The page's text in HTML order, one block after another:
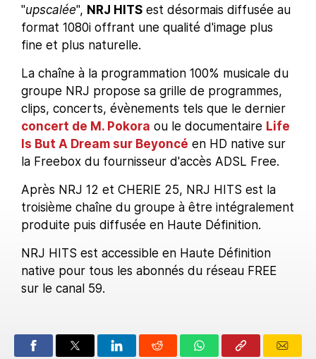
"upscalée", NRJ HITS est désormais diffusée au
format 1080i offrant une qualité d'image plus
fine et plus naturelle.
La chaîne à la programmation 100% musicale du
groupe NRJ propose sa grille de programmes,
clips, concerts, évènements tels que le dernier
concert de M. Pokora ou le documentaire Life
Is But A Dream sur Beyoncé en HD native sur
la Freebox du fournisseur d'accès ADSL Free.
Après NRJ 12 et CHERIE 25, NRJ HITS est la
troisième chaîne du groupe à être intégralement
produite puis diffusée en Haute Définition.
NRJ HITS est accessible en Haute Définition
native pour tous les abonnés du réseau FREE
sur le canal 59.